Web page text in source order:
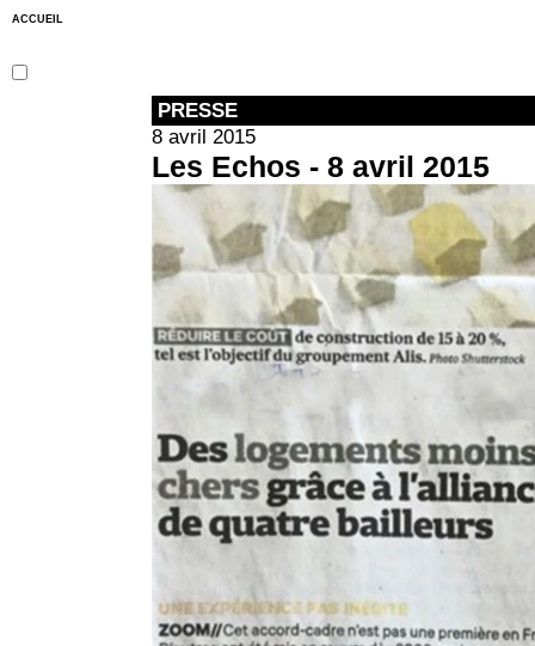
ACCUEIL
PRESSE
8 avril 2015
Les Echos - 8 avril 2015